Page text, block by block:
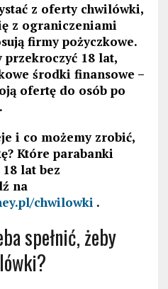
z oferty chwilówki,
z ograniczeniami
firmy pożyczkowe.
przekroczyć 18 lat,
środki finansowe –
ofertę do osób po
i co możemy zrobić,
Które parabanki
lat bez
na
chwilowki .
spełnić, żeby